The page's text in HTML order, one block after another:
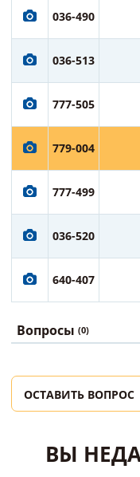
036-490
036-513
777-505
779-004
777-499
036-520
640-407
Вопросы (0)
ОСТАВИТЬ ВОПРОС
ВЫ